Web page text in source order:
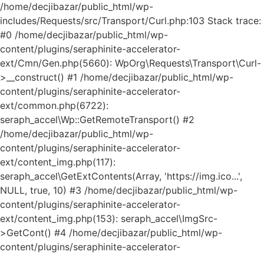
/home/decjibazar/public_html/wp-
includes/Requests/src/Transport/Curl.php:103 Stack trace:
#0 /home/decjibazar/public_html/wp-
content/plugins/seraphinite-accelerator-
ext/Cmn/Gen.php(5660): WpOrg\Requests\Transport\Curl-
>__construct() #1 /home/decjibazar/public_html/wp-
content/plugins/seraphinite-accelerator-
ext/common.php(6722):
seraph_accel\Wp::GetRemoteTransport() #2
/home/decjibazar/public_html/wp-
content/plugins/seraphinite-accelerator-
ext/content_img.php(117):
seraph_accel\GetExtContents(Array, 'https://img.ico...',
NULL, true, 10) #3 /home/decjibazar/public_html/wp-
content/plugins/seraphinite-accelerator-
ext/content_img.php(153): seraph_accel\ImgSrc-
>GetCont() #4 /home/decjibazar/public_html/wp-
content/plugins/seraphinite-accelerator-